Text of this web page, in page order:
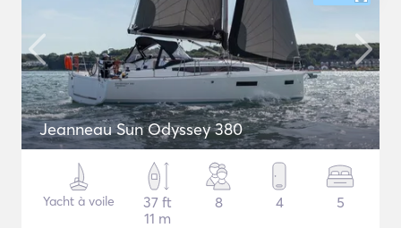
Jeanneau Sun Odyssey 380
Yacht à voile
37 ft
11 m
8 4 5